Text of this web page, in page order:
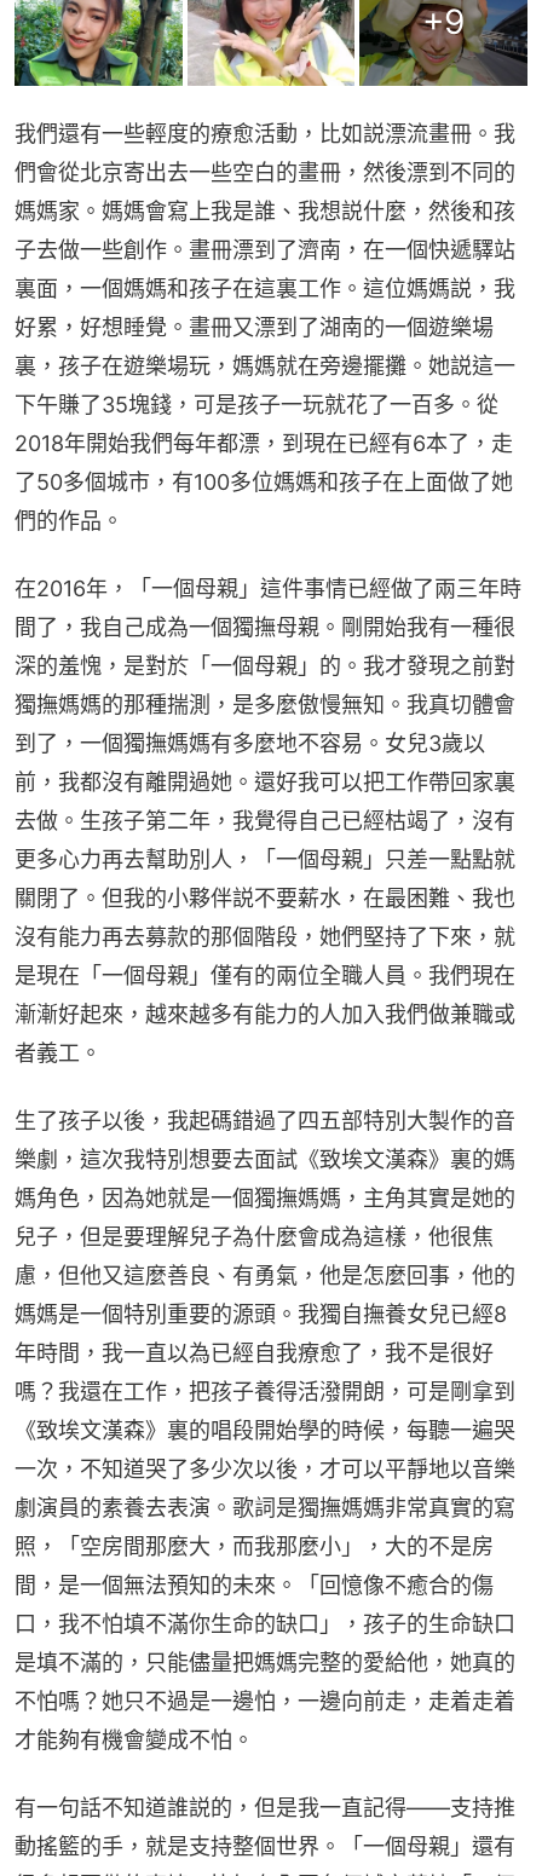
+9
我們還有一些輕度的療愈活動，比如説漂流畫冊。我
們會從北京寄出去一些空白的畫冊，然後漂到不同的
媽媽家。媽媽會寫上我是誰、我想説什麼，然後和孩
子去做一些創作。畫冊漂到了濟南，在一個快遞驛站
裏面，一個媽媽和孩子在這裏工作。這位媽媽説，我
好累，好想睡覺。畫冊又漂到了湖南的一個遊樂場
裏，孩子在遊樂場玩，媽媽就在旁邊擺攤。她説這一
下午賺了35塊錢，可是孩子一玩就花了一百多。從
2018年開始我們每年都漂，到現在已經有6本了，走
了50多個城市，有100多位媽媽和孩子在上面做了她
們的作品。
在2016年，「一個母親」這件事情已經做了兩三年時
間了，我自己成為一個獨撫母親。剛開始我有一種很
深的羞愧，是對於「一個母親」的。我才發現之前對
獨撫媽媽的那種揣測，是多麼傲慢無知。我真切體會
到了，一個獨撫媽媽有多麼地不容易。女兒3歲以
前，我都沒有離開過她。還好我可以把工作帶回家裏
去做。生孩子第二年，我覺得自己已經枯竭了，沒有
更多心力再去幫助別人，「一個母親」只差一點點就
關閉了。但我的小夥伴説不要薪水，在最困難、我也
沒有能力再去募款的那個階段，她們堅持了下來，就
是現在「一個母親」僅有的兩位全職人員。我們現在
漸漸好起來，越來越多有能力的人加入我們做兼職或
者義工。
生了孩子以後，我起碼錯過了四五部特別大製作的音
樂劇，這次我特別想要去面試《致埃文漢森》裏的媽
媽角色，因為她就是一個獨撫媽媽，主角其實是她的
兒子，但是要理解兒子為什麼會成為這樣，他很焦
慮，但他又這麼善良、有勇氣，他是怎麼回事，他的
媽媽是一個特別重要的源頭。我獨自撫養女兒已經8
年時間，我一直以為已經自我療愈了，我不是很好
嗎？我還在工作，把孩子養得活潑開朗，可是剛拿到
《致埃文漢森》裏的唱段開始學的時候，每聽一遍哭
一次，不知道哭了多少次以後，才可以平靜地以音樂
劇演員的素養去表演。歌詞是獨撫媽媽非常真實的寫
照，「空房間那麼大，而我那麼小」，大的不是房
間，是一個無法預知的未來。「回憶像不癒合的傷
口，我不怕填不滿你生命的缺口」，孩子的生命缺口
是填不滿的，只能儘量把媽媽完整的愛給他，她真的
不怕嗎？她只不過是一邊怕，一邊向前走，走着走着
才能夠有機會變成不怕。
有一句話不知道誰説的，但是我一直記得——支持推
動搖籃的手，就是支持整個世界。「一個母親」還有